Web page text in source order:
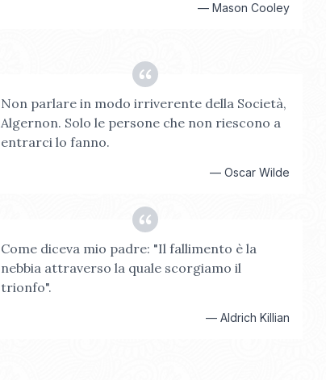
— Mason Cooley
Non parlare in modo irriverente della Società,
Algernon. Solo le persone che non riescono a
entrarci lo fanno.
— Oscar Wilde
Come diceva mio padre: "Il fallimento è la
nebbia attraverso la quale scorgiamo il
trionfo".
— Aldrich Killian